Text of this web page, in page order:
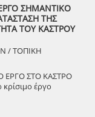
ΣΗΜΑΝΤΙΚΟ
ΤΗΣ
ΤΟΥ ΚΑΣΤΡΟΥ
/ ΤΟΠΙΚΗ
ΕΡΓΟ ΣΤΟ ΚΑΣΤΡΟ
κρίσιμο έργο
από αυτοψία που